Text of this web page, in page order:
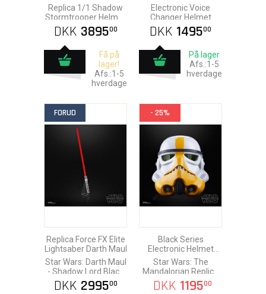
Replica 1/1 Shadow
Stormtrooper Helmet
Standard
DKK 389500
Få på
lager!
Afs.:1-5
hverdage
Electronic Voice
Changer Helmet
DKK 149500
På lager
Afs.:1-5
hverdage
FORUD
Replica Force FX Elite
Lightsaber Darth Maul
Star Wars: Darth Maul
- Shadow Lord Black
Series
DKK 299500
- 25%
Black Series
Electronic Helmet
Artillery Stormtrooper
Star Wars: The
Mandalorian Replica
1/1
DKK 119500